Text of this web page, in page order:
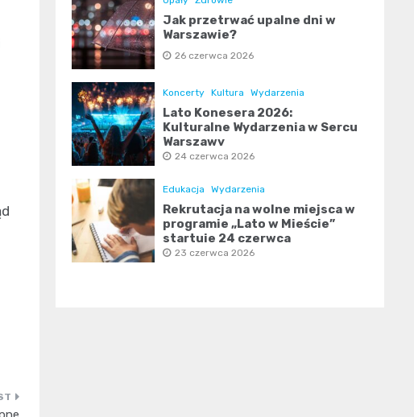
Jak przetrwać upalne dni w
Warszawie?
26 czerwca 2026
Koncerty Kultura Wydarzenia
Lato Konesera 2026:
Kulturalne Wydarzenia w Sercu
Warszawy
24 czerwca 2026
Edukacja Wydarzenia
Rekrutacja na wolne miejsca w
programie „Lato w Mieście”
startuje 24 czerwca
23 czerwca 2026